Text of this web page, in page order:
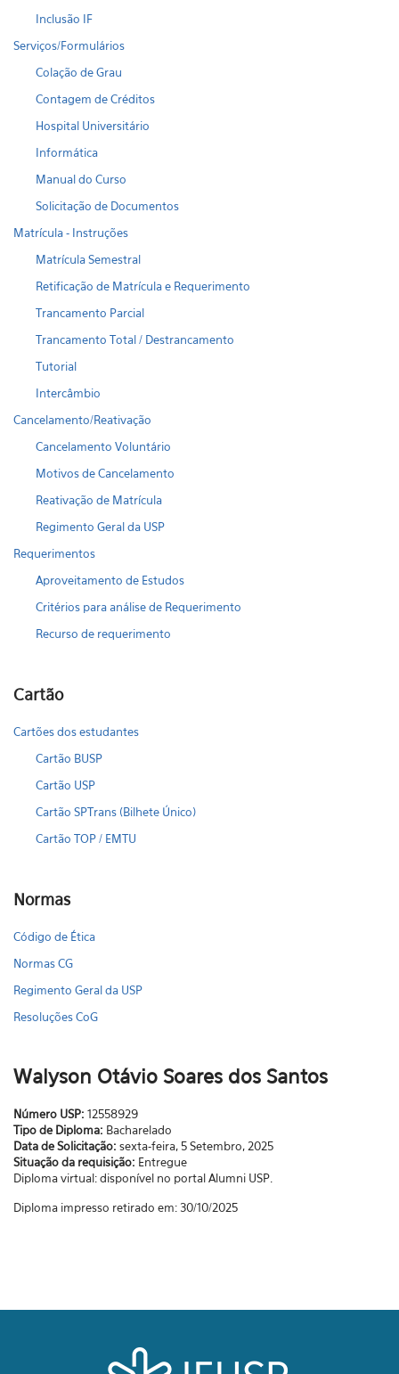
Inclusão IF
Serviços/Formulários
Colação de Grau
Contagem de Créditos
Hospital Universitário
Informática
Manual do Curso
Solicitação de Documentos
Matrícula - Instruções
Matrícula Semestral
Retificação de Matrícula e Requerimento
Trancamento Parcial
Trancamento Total / Destrancamento
Tutorial
Intercâmbio
Cancelamento/Reativação
Cancelamento Voluntário
Motivos de Cancelamento
Reativação de Matrícula
Regimento Geral da USP
Requerimentos
Aproveitamento de Estudos
Critérios para análise de Requerimento
Recurso de requerimento
Cartão
Cartões dos estudantes
Cartão BUSP
Cartão USP
Cartão SPTrans (Bilhete Único)
Cartão TOP / EMTU
Normas
Código de Ética
Normas CG
Regimento Geral da USP
Resoluções CoG
Walyson Otávio Soares dos Santos
Número USP: 12558929
Tipo de Diploma: Bacharelado
Data de Solicitação: sexta-feira, 5 Setembro, 2025
Situação da requisição: Entregue
Diploma virtual: disponível no portal Alumni USP.
Diploma impresso retirado em: 30/10/2025